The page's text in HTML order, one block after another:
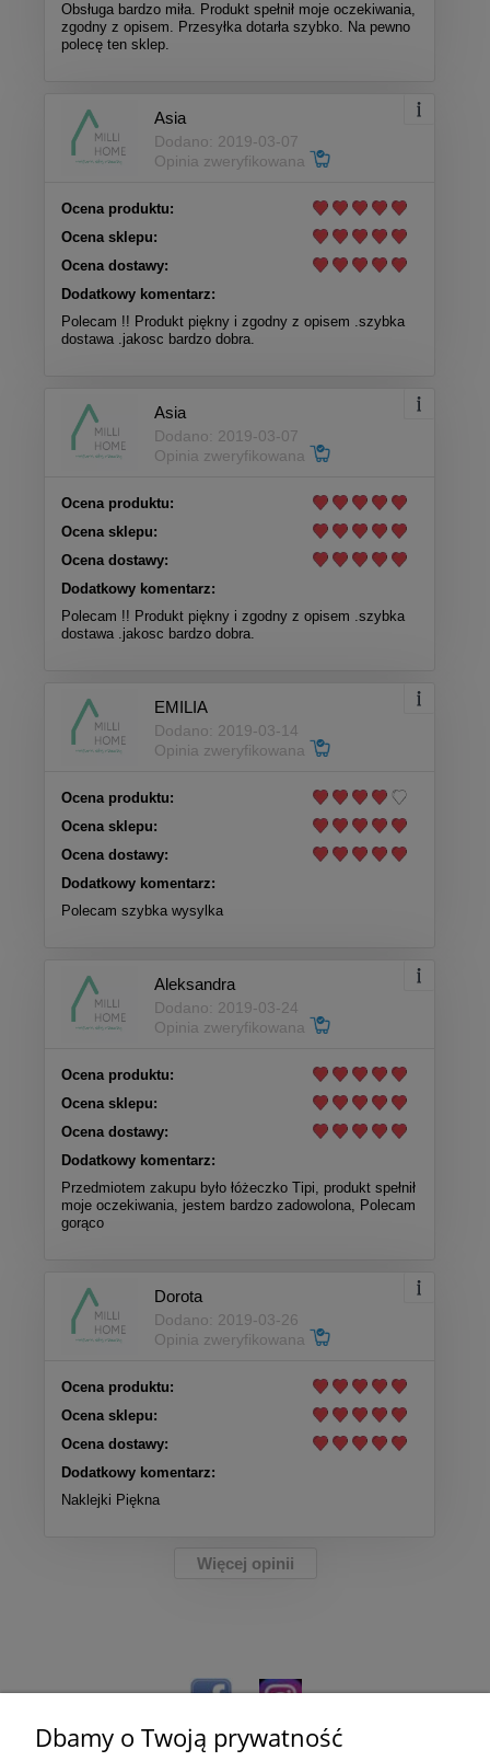
Obsługa bardzo miła. Produkt spełnił moje oczekiwania,
zgodny z opisem. Przesyłka dotarła szybko. Na pewno
polecę ten sklep.
Asia
Dodano: 2019-03-07
Opinia zweryfikowana
Ocena produktu:
Ocena sklepu:
Ocena dostawy:
Dodatkowy komentarz:
Polecam !! Produkt piękny i zgodny z opisem .szybka
dostawa .jakosc bardzo dobra.
Asia
Dodano: 2019-03-07
Opinia zweryfikowana
Ocena produktu:
Ocena sklepu:
Ocena dostawy:
Dodatkowy komentarz:
Polecam !! Produkt piękny i zgodny z opisem .szybka
dostawa .jakosc bardzo dobra.
EMILIA
Dodano: 2019-03-14
Opinia zweryfikowana
Ocena produktu:
Ocena sklepu:
Ocena dostawy:
Dodatkowy komentarz:
Polecam szybka wysylka
Aleksandra
Dodano: 2019-03-24
Opinia zweryfikowana
Ocena produktu:
Ocena sklepu:
Ocena dostawy:
Dodatkowy komentarz:
Przedmiotem zakupu było łóżeczko Tipi, produkt spełnił
moje oczekiwania, jestem bardzo zadowolona, Polecam
gorąco
Dorota
Dodano: 2019-03-26
Opinia zweryfikowana
Ocena produktu:
Ocena sklepu:
Ocena dostawy:
Dodatkowy komentarz:
Naklejki Piękna
Więcej opinii
Dbamy o Twoją prywatność